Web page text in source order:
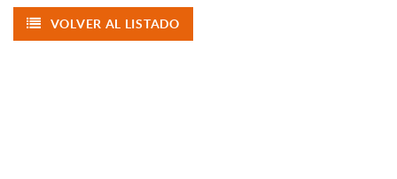
VOLVER AL LISTADO